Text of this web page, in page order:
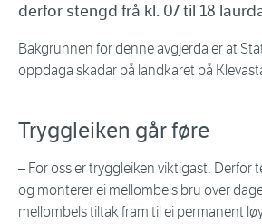
derfor stengd frå kl. 07 til 18
Bakgrunnen for denne avgjerda er at
oppdaga skadar på landkaret på
Tryggleiken går føre
– For oss er tryggleiken viktigast. Derfor
og monterer ei mellombels bru over
mellombels tiltak fram til ei permanent